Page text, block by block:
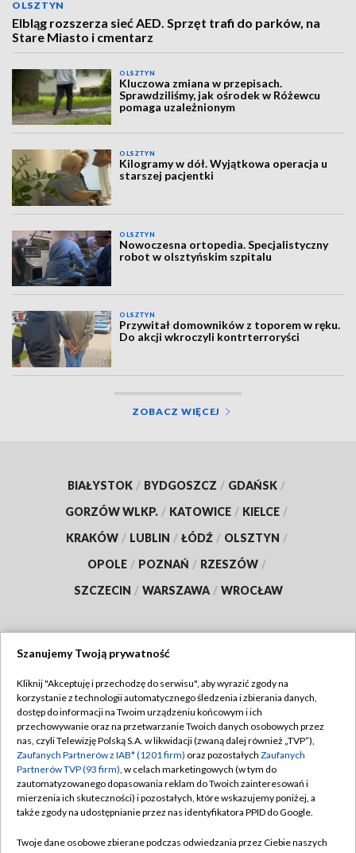
OLSZTYN
Elbląg rozszerza sieć AED. Sprzęt trafi do parków, na
Stare Miasto i cmentarz
OLSZTYN
Kluczowa zmiana w przepisach.
Sprawdziliśmy, jak ośrodek w Różewcu
pomaga uzależnionym
OLSZTYN
Kilogramy w dół. Wyjątkowa operacja u
starszej pacjentki
OLSZTYN
Nowoczesna ortopedia. Specjalistyczny
robot w olsztyńskim szpitalu
OLSZTYN
Przywitał domowników z toporem w ręku.
Do akcji wkroczyli kontrterroryści
ZOBACZ WIĘCEJ
BIAŁYSTOK / BYDGOSZCZ / GDAŃSK /
GORZÓW WLKP. / KATOWICE / KIELCE /
KRAKÓW / LUBLIN / ŁÓDŹ / OLSZTYN /
OPOLE / POZNAŃ / RZESZÓW /
SZCZECIN / WARSZAWA / WROCŁAW
TVP
Abonament TVP
Emisja w TVP
Centrum informacji TVP
Naziemna Telewizja Cyfrowa
Regulamin TVP
Polityka prywatności
Moje zgody
Pomoc
Szanujemy Twoją prywatność
Kliknij "Akceptuję i przechodzę do serwisu", aby wyrazić zgody na
korzystanie z technologii automatycznego śledzenia i zbierania danych,
dostęp do informacji na Twoim urządzeniu końcowym i ich
przechowywanie oraz na przetwarzanie Twoich danych osobowych przez
nas, czyli Telewizję Polską S.A. w likwidacji (zwaną dalej również „TVP”),
Zaufanych Partnerów z IAB* (1201 firm) oraz pozostałych Zaufanych
Partnerów TVP (93 firm), w celach marketingowych (w tym do
zautomatyzowanego dopasowania reklam do Twoich zainteresowań i
mierzenia ich skuteczności) i pozostałych, które wskazujemy poniżej, a
także zgody na udostępnianie przez nas identyfikatora PPID do Google.
Twoje dane osobowe zbierane podczas odwiedzania przez Ciebie naszych